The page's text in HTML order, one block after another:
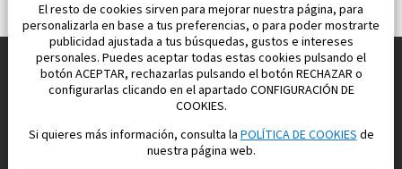
Construimos y vendemos propiedades
para su vida feliz en España
El resto de cookies sirven para mejorar nuestra página, para
personalizarla en base a tus preferencias, o para poder mostrarte
publicidad ajustada a tus búsquedas, gustos e intereses
personales. Puedes aceptar todas estas cookies pulsando el
botón ACEPTAR, rechazarlas pulsando el botón RECHAZAR o
configurarlas clicando en el apartado CONFIGURACIÓN DE
COOKIES.
Si quieres más información, consulta laPOLÍTICA DE COOKIESde
nuestra página web.